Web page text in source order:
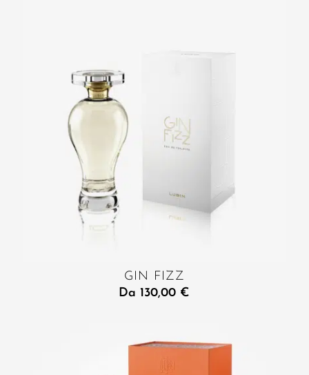
GIN FIZZ
Da 130,00 €